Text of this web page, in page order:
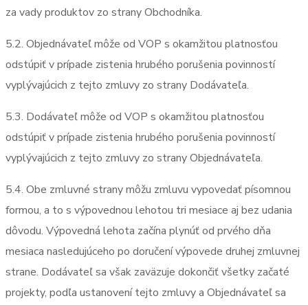
za vady produktov zo strany Obchodníka.
5.2. Objednávateľ môže od VOP s okamžitou platnosťou
odstúpiť v prípade zistenia hrubého porušenia povinností
vyplývajúcich z tejto zmluvy zo strany Dodávateľa.
5.3. Dodávateľ môže od VOP s okamžitou platnosťou
odstúpiť v prípade zistenia hrubého porušenia povinností
vyplývajúcich z tejto zmluvy zo strany Objednávateľa.
5.4. Obe zmluvné strany môžu zmluvu vypovedať písomnou
formou, a to s výpovednou lehotou tri mesiace aj bez udania
dôvodu. Výpovedná lehota začína plynúť od prvého dňa
mesiaca nasledujúceho po doručení výpovede druhej zmluvnej
strane. Dodávateľ sa však zaväzuje dokončiť všetky začaté
projekty, podľa ustanovení tejto zmluvy a Objednávateľ sa